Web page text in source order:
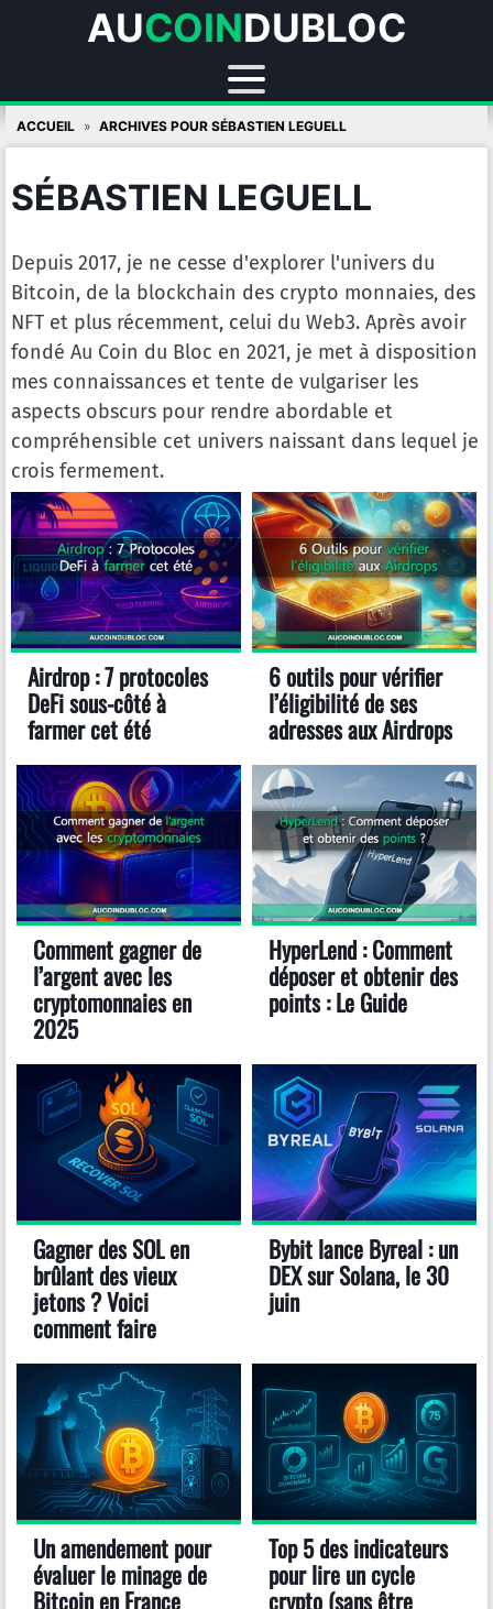
AUCOINDUBLOC
Skip
to
content
ACCUEIL ARCHIVES POUR SÉBASTIEN LEGUELL
SÉBASTIEN LEGUELL
Depuis 2017, je ne cesse d'explorer l'univers du
Bitcoin, de la blockchain des crypto monnaies, des
NFT et plus récemment, celui du Web3. Après avoir
fondé Au Coin du Bloc en 2021, je met à disposition
mes connaissances et tente de vulgariser les
aspects obscurs pour rendre abordable et
compréhensible cet univers naissant dans lequel je
crois fermement.
Airdrop : 7 protocoles
DeFi sous-côté à
farmer cet été
6 outils pour vérifier
l’éligibilité de ses
adresses aux Airdrops
Comment gagner de
l’argent avec les
cryptomonnaies en
2025
HyperLend : Comment
déposer et obtenir des
points : Le Guide
Gagner des SOL en
brûlant des vieux
jetons ? Voici
comment faire
Bybit lance Byreal : un
DEX sur Solana, le 30
juin
Un amendement pour
évaluer le minage de
Bitcoin en France
Top 5 des indicateurs
pour lire un cycle
crypto (sans être